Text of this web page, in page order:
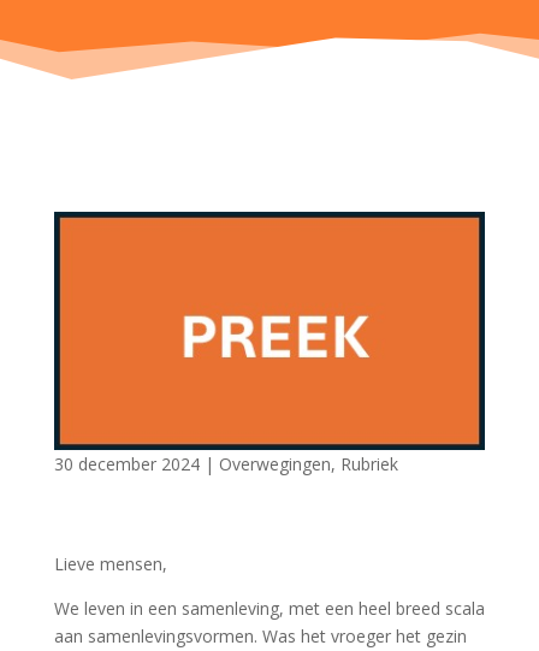
30 december 2024| Overwegingen, Rubriek
Lieve mensen,
We leven in een samenleving, met een heel breed scala
aan samenlevingsvormen. Was het vroeger het gezin